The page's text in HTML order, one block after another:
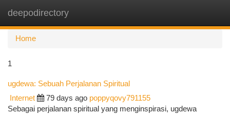
deepodirectory
Home
1
ugdewa: Sebuah Perjalanan Spiritual
Internet 79 days ago poppyqovy791155
Sebagai perjalanan spiritual yang menginspirasi, ugdewa